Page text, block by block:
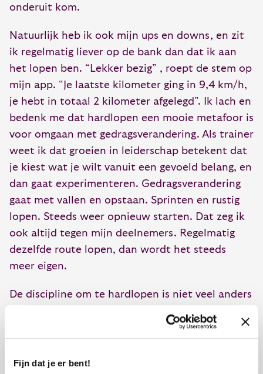
Fijn dat je er bent!
onderuit kom.
Natuurlijk heb ik ook mijn ups en downs, en zit
ik regelmatig liever op de bank dan dat ik aan
het lopen ben. “Lekker bezig” , roept de stem op
mijn app. “Je laatste kilometer ging in 9,4 km/h,
je hebt in totaal 2 kilometer afgelegd”. Ik lach en
bedenk me dat hardlopen een mooie metafoor is
voor omgaan met gedragsverandering. Als trainer
weet ik dat groeien in leiderschap betekent dat
je kiest wat je wilt vanuit een gevoeld belang, en
dan gaat experimenteren. Gedragsverandering
gaat met vallen en opstaan. Sprinten en rustig
lopen. Steeds weer opnieuw starten. Dat zeg ik
ook altijd tegen mijn deelnemers. Regelmatig
dezelfde route lopen, dan wordt het steeds
meer eigen.
De discipline om te hardlopen is niet veel anders
mij daarbij helpt zijn de volgende punten: